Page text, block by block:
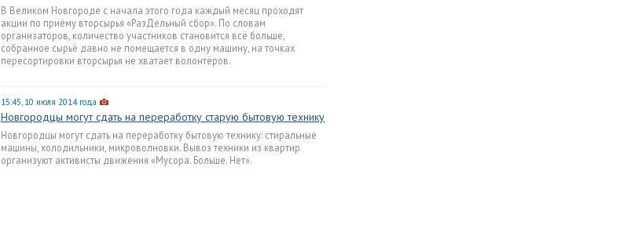
В Великом Новгороде с начала этого года каждый месяц проходят
акции по приёму вторсырья «РазДельный сбор». По словам
организаторов, количество участников становится всё больше,
собранное сырьё давно не помещается в одну машину, на точках
пересортировки вторсырья не хватает волонтёров.
15:45, 10 июля 2014 года
Новгородцы могут сдать на переработку старую бытовую технику
Новгородцы могут сдать на переработку бытовую технику: стиральные
машины, холодильники, микроволновки. Вывоз техники из квартир
организуют активисты движения «Мусора. Больше. Нет».